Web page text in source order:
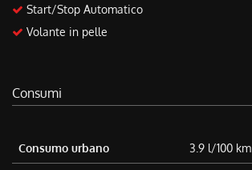
Start/Stop Automatico
Volante in pelle
Consumi
Consumo urbano 3.9 l/100 km
scelte
qualsiasi